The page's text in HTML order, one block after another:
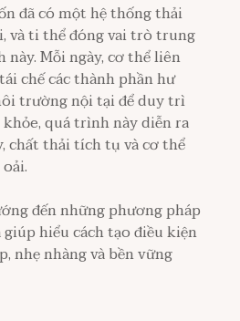
đã có một hệ thống thải
và ti thể đóng vai trò trung
Mỗi ngày, cơ thể liên
chế các thành phần hư
trường nội tại để duy trì
quá trình này diễn ra
chất thải tích tụ và cơ thể
đến những phương pháp
hiểu cách tạo điều kiện
nhẹ nhàng và bền vững